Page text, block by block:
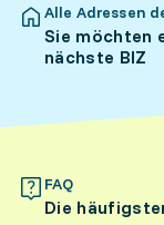
Alle Adressen
Sie möchten
nächste BIZ
FAQ
Die